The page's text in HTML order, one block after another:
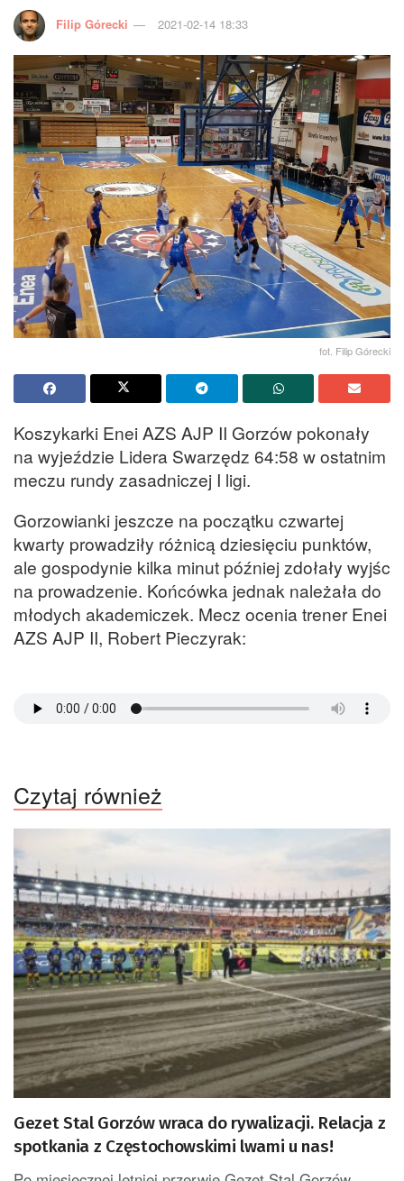
Filip Górecki 2021-02-14 18:33
fot. Filip Górecki
Koszykarki Enei AZS AJP II Gorzów pokonały
na wyjeździe Lidera Swarzędz 64:58 w ostatnim
meczu rundy zasadniczej I ligi.
Gorzowianki jeszcze na początku czwartej
kwarty prowadziły różnicą dziesięciu punktów,
ale gospodynie kilka minut później zdołały wyjśc
na prowadzenie. Końcówka jednak należała do
młodych akademiczek. Mecz ocenia trener Enei
AZS AJP II, Robert Pieczyrak:
Czytaj również
Gezet Stal Gorzów wraca do rywalizacji. Relacja z
spotkania z Częstochowskimi lwami u nas!